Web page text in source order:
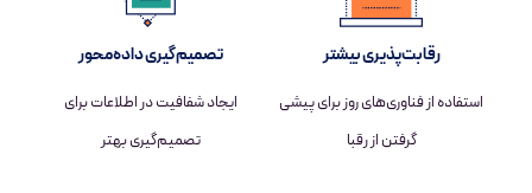
رقابت‌پذیری بیشتر
استفاده از فناوری‌های روز برای پیشی
گرفتن از رقبا
تصمیم‌گیری داده‌محور
ایجاد شفافیت در اطلاعات برای
تصمیم‌گیری بهتر